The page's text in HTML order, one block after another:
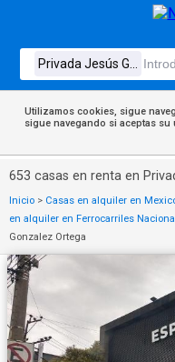
Utilizamos cookies, sigue
sigue navegando si aceptas su
653 casas en renta en
Inicio > Casas en alquiler en
en alquiler en Ferrocarriles
Gonzalez Ortega